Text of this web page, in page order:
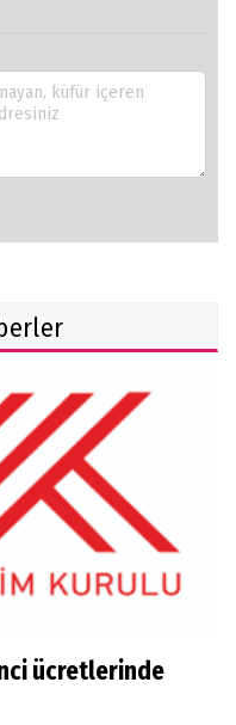
ücretlerinde